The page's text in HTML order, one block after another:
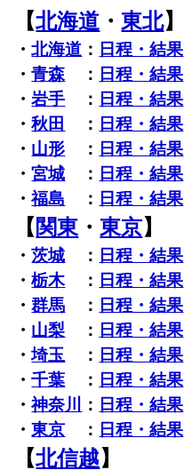
【北海道 ・ 東北】
・北海道 ： 日程・結果
・青森 ： 日程・結果
・岩手 ： 日程・結果
・秋田 ： 日程・結果
・ 山形 ： 日程・結果
・宮城 ： 日程・結果
・福島 ： 日程・結果
【 関東 ・ 東京】
・茨城 ： 日程・結果
・栃木： 日程・結果
・群馬 ： 日程・結果
・ 山梨 ： 日程・結果
・埼玉 ： 日程・結果
・千葉 ： 日程・結果
・神奈川 ： 日程・結果
・東京 ： 日程・結果
【北信越】